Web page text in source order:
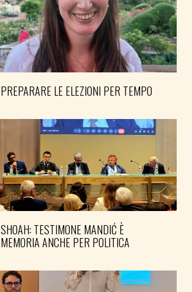
PREPARARE LE ELEZIONI PER TEMPO
SHOAH: TESTIMONE MANDIĆ È
MEMORIA ANCHE PER POLITICA